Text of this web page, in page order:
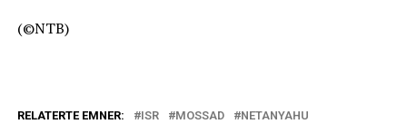
(©NTB)
RELATERTE EMNER: ISR MOSSAD NETANYAHU